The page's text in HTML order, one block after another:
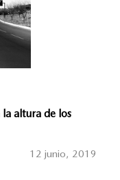
altura de los
12 junio, 2019